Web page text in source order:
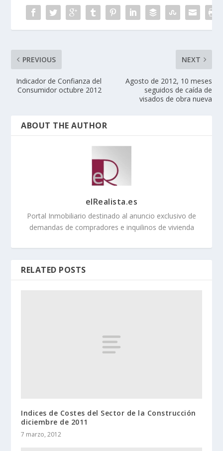
PREVIOUS
Indicador de Confianza del
Consumidor octubre 2012
NEXT
Agosto de 2012, 10 meses
seguidos de caída de
visados de obra nueva
ABOUT THE AUTHOR
elRealista.es
Portal Inmobiliario destinado al anuncio exclusivo de
demandas de compradores e inquilinos de vivienda
RELATED POSTS
Indices de Costes del Sector de la Construcción
diciembre de 2011
7 marzo, 2012